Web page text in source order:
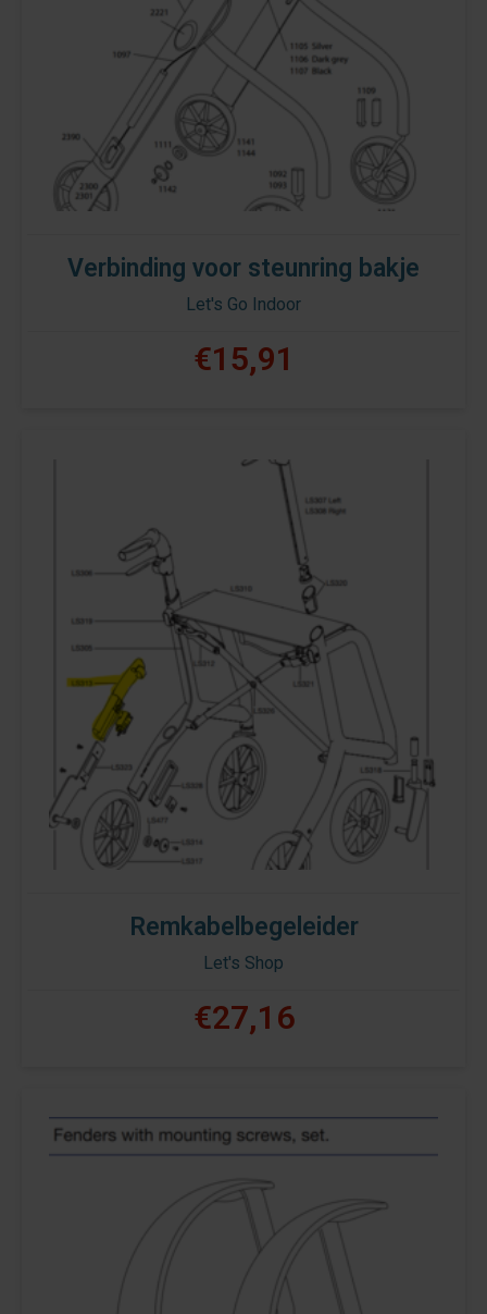
Verbinding voor steunring bakje
Let's Go Indoor
€15,91
Remkabelbegeleider
Let's Shop
€27,16